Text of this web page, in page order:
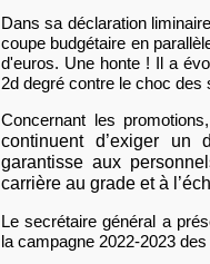
Dans sa déclaration
coupe budgétaire en
d'euros. Une honte ! Il a
2d degré contre le choc des
Concernant les
continuent d’exiger un
garantisse aux
carrière au grade et à
Le secrétaire général a
la campagne 2022-2023